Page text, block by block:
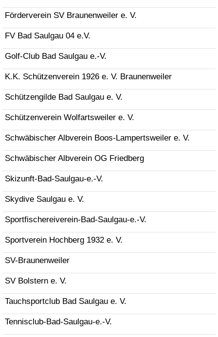
Förderverein SV Braunenweiler e. V.
FV Bad Saulgau 04 e.V.
Golf-Club Bad Saulgau e.-V.
K.K. Schützenverein 1926 e. V. Braunenweiler
Schützengilde Bad Saulgau e. V.
Schützenverein Wolfartsweiler e. V.
Schwäbischer Albverein Boos-Lampertsweiler e. V.
Schwäbischer Albverein OG Friedberg
Skizunft-Bad-Saulgau-e.-V.
Skydive Saulgau e. V.
Sportfischereiverein-Bad-Saulgau-e.-V.
Sportverein Hochberg 1932 e. V.
SV-Braunenweiler
SV Bolstern e. V.
Tauchsportclub Bad Saulgau e. V.
Tennisclub-Bad-Saulgau-e.-V.